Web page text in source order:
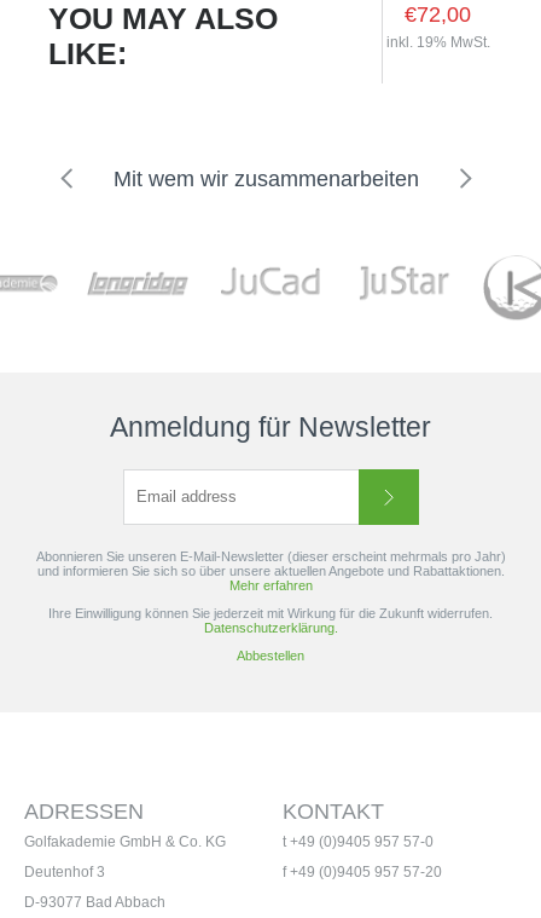
YOU MAY ALSO
LIKE:
€72,00
inkl. 19% MwSt.
Mit wem wir zusammenarbeiten
Anmeldung für Newsletter
Abonnieren Sie unseren E-Mail-Newsletter (dieser erscheint mehrmals pro Jahr)
und informieren Sie sich so über unsere aktuellen Angebote und Rabattaktionen.
Mehr erfahren
Ihre Einwilligung können Sie jederzeit mit Wirkung für die Zukunft widerrufen.
Datenschutzerklärung.
Abbestellen
KONTAKT
t +49 (0)9405 957 57-0
f +49 (0)9405 957 57-20
ADRESSEN
Golfakademie GmbH & Co. KG
Deutenhof 3
D-93077 Bad Abbach